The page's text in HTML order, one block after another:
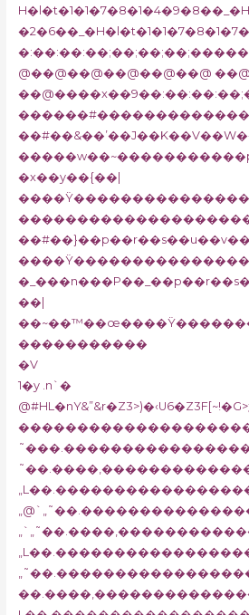
@��@��@��@��@��@ ��@
�x��y��{��|
��|
�����������
�V
1�y .n`�